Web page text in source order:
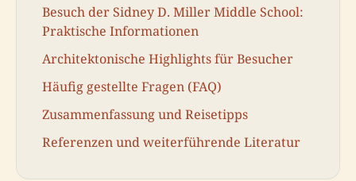
Besuch der Sidney D. Miller Middle School:
Praktische Informationen
Architektonische Highlights für Besucher
Häufig gestellte Fragen (FAQ)
Zusammenfassung und Reisetipps
Referenzen und weiterführende Literatur